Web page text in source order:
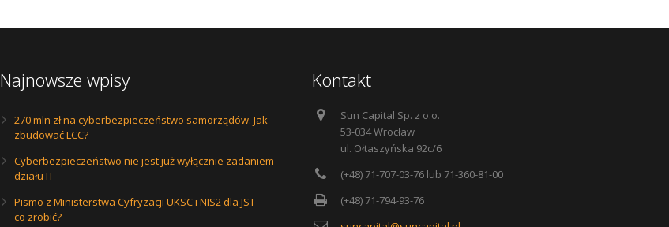
Najnowsze wpisy
270 mln zł na cyberbezpieczeństwo samorządów. Jak
zbudować LCC?
Cyberbezpieczeństwo nie jest już wyłącznie zadaniem
działu IT
Pismo z Ministerstwa Cyfryzacji UKSC i NIS2 dla JST –
co zrobić?
Kontakt
Sun Capital Sp. z o.o.
53-034 Wrocław
ul. Ołtaszyńska 92c/6
(+48) 71-707-03-76 lub 71-360-81-00
(+48) 71-794-93-76